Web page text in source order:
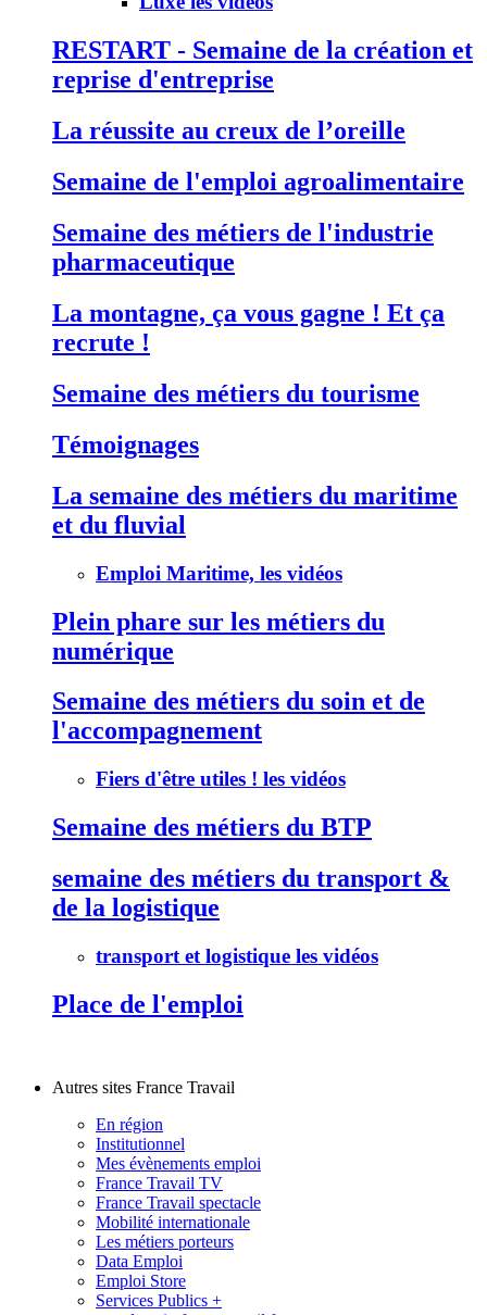
RESTART - Semaine de la création et
reprise d'entreprise
La réussite au creux de l’oreille
Semaine de l'emploi agroalimentaire
Semaine des métiers de l'industrie
pharmaceutique
La montagne, ça vous gagne ! Et ça
recrute !
Semaine des métiers du tourisme
Témoignages
La semaine des métiers du maritime
et du fluvial
Emploi Maritime, les vidéos
Plein phare sur les métiers du
numérique
Semaine des métiers du soin et de
l'accompagnement
Fiers d'être utiles ! les vidéos
Semaine des métiers du BTP
semaine des métiers du transport &
de la logistique
transport et logistique les vidéos
Place de l'emploi
Autres sites France Travail
En région
Institutionnel
Mes évènements emploi
France Travail TV
France Travail spectacle
Mobilité internationale
Les métiers porteurs
Data Emploi
Emploi Store
Services Publics +